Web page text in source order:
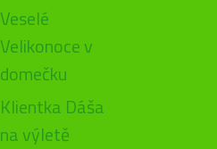
Veselé
Velikonoce v
domečku
Klientka Dáša
na výletě